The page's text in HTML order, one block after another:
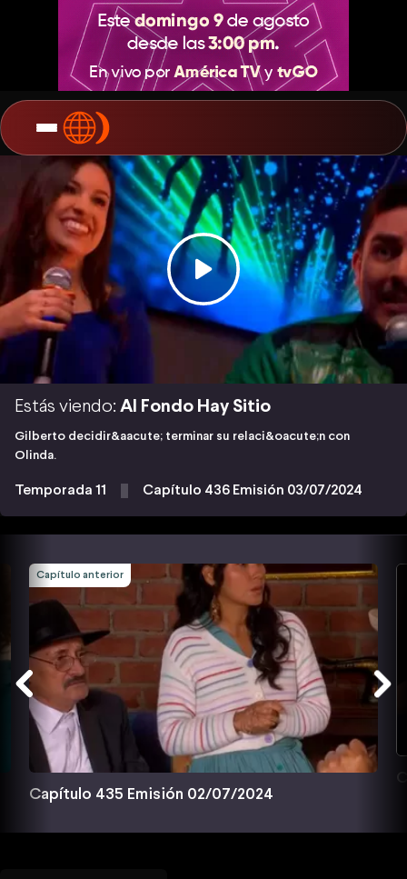
Estás viendo: Al Fondo Hay Sitio
Gilberto decidir&aacute; terminar su relaci&oacute;n con
Olinda.
Temporada 11 Capítulo 436 Emisión 03/07/2024
Capítulo anterior
Capítulo 435 Emisión 02/07/2024